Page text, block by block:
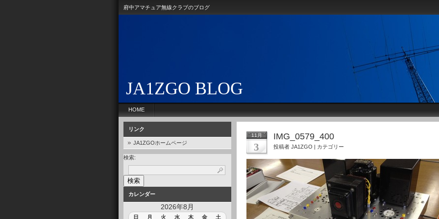
府中アマチュア無線クラブのブログ
JA1ZGO BLOG
HOME
リンク
JA1ZGOホームページ
検索:
カレンダー
2026年8月
日 月 火 水 木 金 土
11月
3
IMG_0579_400
投稿者 JA1ZGO | カテゴリー